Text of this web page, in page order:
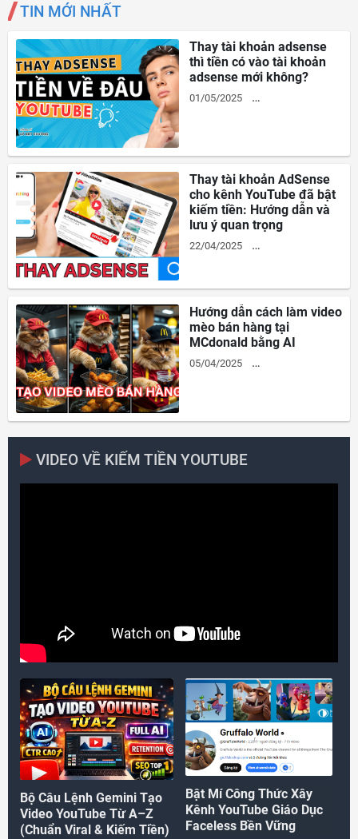
TIN MỚI NHẤT
Thay tài khoản adsense
thì tiền có vào tài khoản
adsense mới không?
01/05/2025
Thay tài khoản AdSense
cho kênh YouTube đã bật
kiếm tiền: Hướng dẫn và
lưu ý quan trọng
22/04/2025
Hướng dẫn cách làm video
mèo bán hàng tại
MCdonald bằng AI
05/04/2025
VIDEO VỀ KIẾM TIỀN YOUTUBE
Bộ Câu Lệnh Gemini Tạo
Video YouTube Từ A–Z
(Chuẩn Viral & Kiếm Tiền)
Bật Mí Công Thức Xây
Kênh YouTube Giáo Dục
Faceless Bền Vững